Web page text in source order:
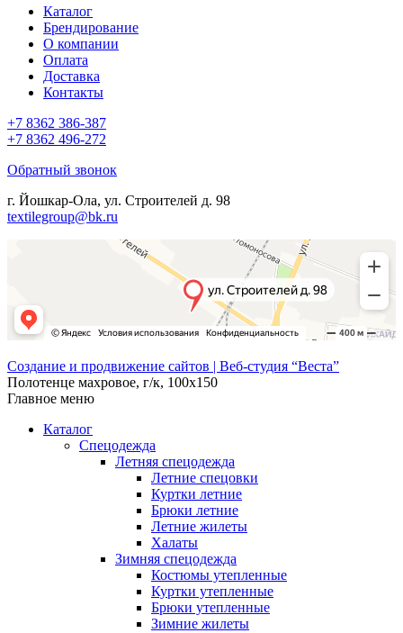
Каталог
Брендирование
О компании
Оплата
Доставка
Контакты
+7 8362 386-387
+7 8362 496-272
Обратный звонок
г. Йошкар-Ола, ул. Строителей д. 98
textilegroup@bk.ru
Создание и продвижение сайтов | Веб-студия “Веста”
Полотенце махровое, г/к, 100х150
Главное меню
Каталог
Спецодежда
Летняя спецодежда
Летние спецовки
Куртки летние
Брюки летние
Летние жилеты
Халаты
Зимняя спецодежда
Костюмы утепленные
Куртки утепленные
Брюки утепленные
Зимние жилеты